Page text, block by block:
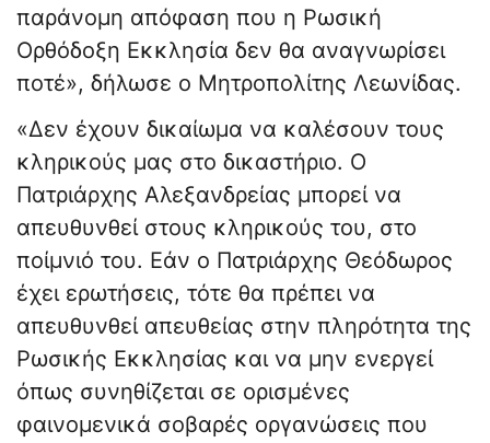
παράνομη απόφαση που η Ρωσική
Ορθόδοξη Εκκλησία δεν θα αναγνωρίσει
ποτέ», δήλωσε ο Μητροπολίτης Λεωνίδας.
«Δεν έχουν δικαίωμα να καλέσουν τους
κληρικούς μας στο δικαστήριο. Ο
Πατριάρχης Αλεξανδρείας μπορεί να
απευθυνθεί στους κληρικούς του, στο
ποίμνιό του. Εάν ο Πατριάρχης Θεόδωρος
έχει ερωτήσεις, τότε θα πρέπει να
απευθυνθεί απευθείας στην πληρότητα της
Ρωσικής Εκκλησίας και να μην ενεργεί
όπως συνηθίζεται σε ορισμένες
φαινομενικά σοβαρές οργανώσεις που